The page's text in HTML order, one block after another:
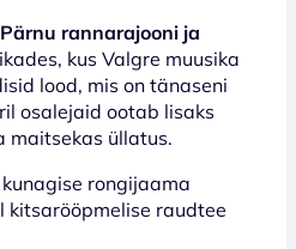
Pärnu rannarajooni ja
kus Valgre muusika
lood, mis on tänaseni
osalejaid ootab lisaks
maitsekas üllatus.
rongijaama
kitsarööpmelise raudtee